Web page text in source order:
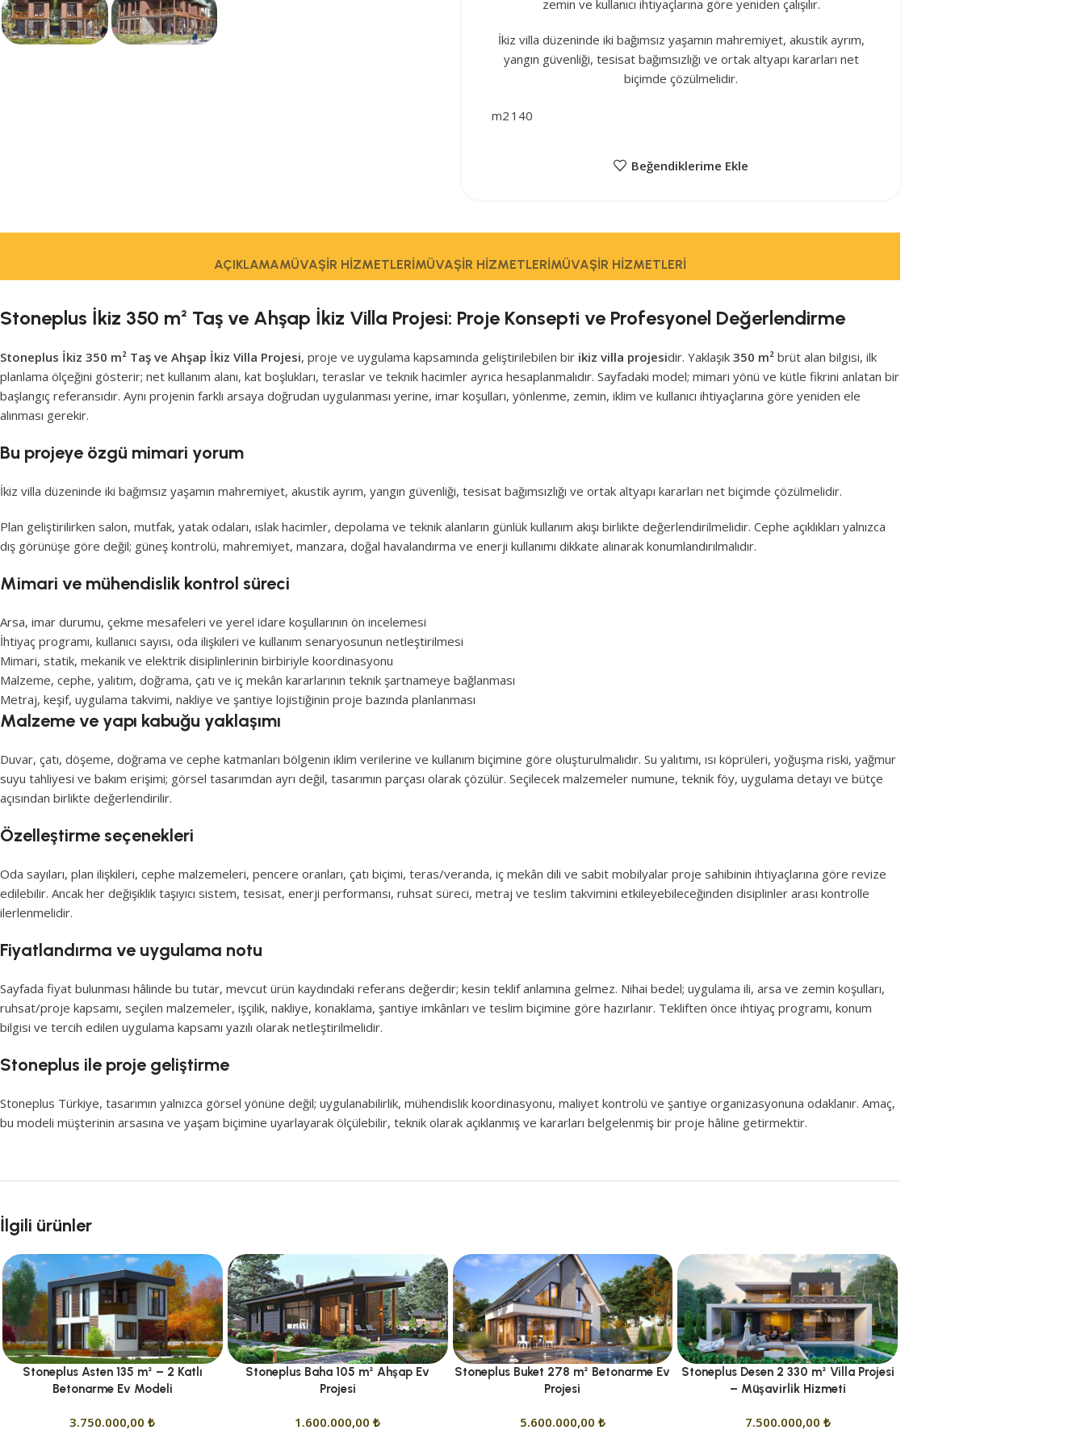
zemin ve kullanıcı ihtiyaçlarına göre yeniden çalışılır.
İkiz villa düzeninde iki bağımsız yaşamın mahremiyet, akustik ayrım,
yangın güvenliği, tesisat bağımsızlığı ve ortak altyapı kararları net
biçimde çözülmelidir.
m2 140
Beğendiklerime Ekle
AÇIKLAMAMÜVAŞIR HIZMETLERIMÜVAŞIR HIZMETLERIMÜVAŞIR HIZMETLERI
Stoneplus İkiz 350 m² Taş ve Ahşap İkiz Villa Projesi: Proje Konsepti ve Profesyonel Değerlendirme
Stoneplus İkiz 350 m² Taş ve Ahşap İkiz Villa Projesi, proje ve uygulama kapsamında geliştirilebilen bir ikiz villa projesidir. Yaklaşık 350 m² brüt alan bilgisi, ilk
planlama ölçeğini gösterir; net kullanım alanı, kat boşlukları, teraslar ve teknik hacimler ayrıca hesaplanmalıdır. Sayfadaki model; mimari yönü ve kütle fikrini anlatan bir
başlangıç referansıdır. Aynı projenin farklı arsaya doğrudan uygulanması yerine, imar koşulları, yönlenme, zemin, iklim ve kullanıcı ihtiyaçlarına göre yeniden ele
alınması gerekir.
Bu projeye özgü mimari yorum
İkiz villa düzeninde iki bağımsız yaşamın mahremiyet, akustik ayrım, yangın güvenliği, tesisat bağımsızlığı ve ortak altyapı kararları net biçimde çözülmelidir.
Plan geliştirilirken salon, mutfak, yatak odaları, ıslak hacimler, depolama ve teknik alanların günlük kullanım akışı birlikte değerlendirilmelidir. Cephe açıklıkları yalnızca
dış görünüşe göre değil; güneş kontrolü, mahremiyet, manzara, doğal havalandırma ve enerji kullanımı dikkate alınarak konumlandırılmalıdır.
Mimari ve mühendislik kontrol süreci
Arsa, imar durumu, çekme mesafeleri ve yerel idare koşullarının ön incelemesi
İhtiyaç programı, kullanıcı sayısı, oda ilişkileri ve kullanım senaryosunun netleştirilmesi
Mimari, statik, mekanik ve elektrik disiplinlerinin birbiriyle koordinasyonu
Malzeme, cephe, yalıtım, doğrama, çatı ve iç mekân kararlarının teknik şartnameye bağlanması
Metraj, keşif, uygulama takvimi, nakliye ve şantiye lojistiğinin proje bazında planlanması
Malzeme ve yapı kabuğu yaklaşımı
Duvar, çatı, döşeme, doğrama ve cephe katmanları bölgenin iklim verilerine ve kullanım biçimine göre oluşturulmalıdır. Su yalıtımı, ısı köprüleri, yoğuşma riski, yağmur
suyu tahliyesi ve bakım erişimi; görsel tasarımdan ayrı değil, tasarımın parçası olarak çözülür. Seçilecek malzemeler numune, teknik föy, uygulama detayı ve bütçe
açısından birlikte değerlendirilir.
Özelleştirme seçenekleri
Oda sayıları, plan ilişkileri, cephe malzemeleri, pencere oranları, çatı biçimi, teras/veranda, iç mekân dili ve sabit mobilyalar proje sahibinin ihtiyaçlarına göre revize
edilebilir. Ancak her değişiklik taşıyıcı sistem, tesisat, enerji performansı, ruhsat süreci, metraj ve teslim takvimini etkileyebileceğinden disiplinler arası kontrolle
ilerlenmelidir.
Fiyatlandırma ve uygulama notu
Sayfada fiyat bulunması hâlinde bu tutar, mevcut ürün kaydındaki referans değerdir; kesin teklif anlamına gelmez. Nihai bedel; uygulama ili, arsa ve zemin koşulları,
ruhsat/proje kapsamı, seçilen malzemeler, işçilik, nakliye, konaklama, şantiye imkânları ve teslim biçimine göre hazırlanır. Tekliften önce ihtiyaç programı, konum
bilgisi ve tercih edilen uygulama kapsamı yazılı olarak netleştirilmelidir.
Stoneplus ile proje geliştirme
Stoneplus Türkiye, tasarımın yalnızca görsel yönüne değil; uygulanabilirlik, mühendislik koordinasyonu, maliyet kontrolü ve şantiye organizasyonuna odaklanır. Amaç,
bu modeli müşterinin arsasına ve yaşam biçimine uyarlayarak ölçülebilir, teknik olarak açıklanmış ve kararları belgelenmiş bir proje hâline getirmektir.
İlgili ürünler
Stoneplus Asten 135 m² – 2 Katlı
Betonarme Ev Modeli
3.750.000,00₺
Stoneplus Baha 105 m² Ahşap Ev
Projesi
1.600.000,00₺
Stoneplus Buket 278 m² Betonarme Ev
Projesi
5.600.000,00 ₺
Stoneplus Desen 2 330 m² Villa Projesi
– Müşavirlik Hizmeti
7.500.000,00 ₺